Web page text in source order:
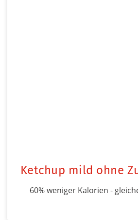
Ketchup mild ohne
60% weniger Kalorien -